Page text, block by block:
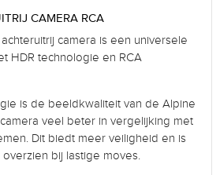
CAMERA RCA
achteruitrij camera is een universele
HDR technologie en RCA
is de beeldkwaliteit van de Alpine
veel beter in vergelijking met
Dit biedt meer veiligheid en is
bij lastige moves.